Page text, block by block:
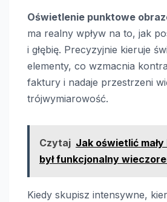
Oświetlenie punktowe
ma realny wpływ na to, jak
i głębię. Precyzyjnie kieruje
elementy, co wzmacnia
faktury i nadaje przestrzeni
trójwymiarowość.
Czytaj Jak oświetlić
był funkcjonalny
Kiedy skupisz intensywne,